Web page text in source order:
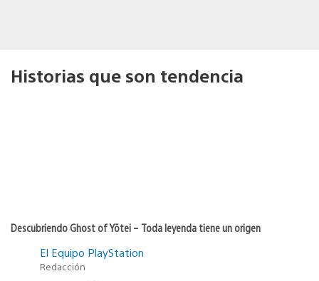
Historias que son tendencia
Descubriendo Ghost of Yōtei – Toda leyenda tiene un origen
El Equipo PlayStation
Redacción